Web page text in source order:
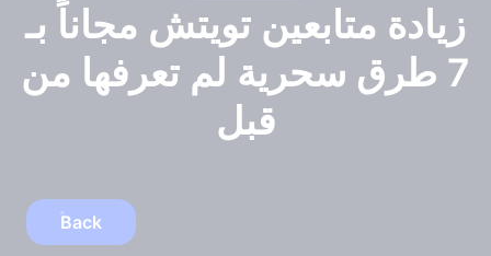
زيادة متابعين تويتش مجاناً بـ
7 طرق سحرية لم تعرفها من
قبل
Back